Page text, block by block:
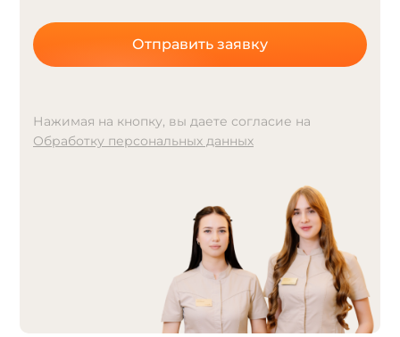
Отправить заявку
Нажимая на кнопку, вы даете согласие на
Обработку персональных данных